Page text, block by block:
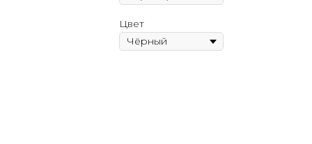
Цвет